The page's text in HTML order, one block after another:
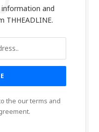
and
THHEADLINE.
the our terms and